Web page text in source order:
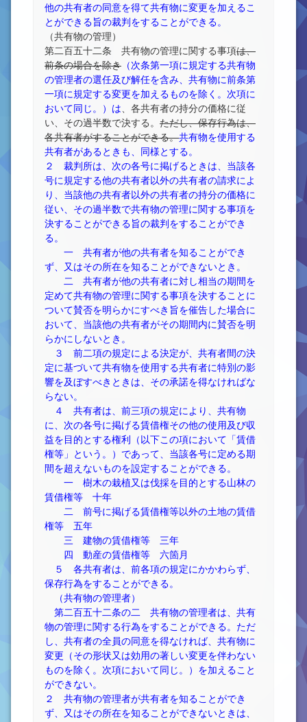
他の共有者の同意を得て共有物に変更を加えるこ
とができる旨の裁判をすることができる。
（共有物の管理）
第二百五十二条 共有物の管理に関する事項は、
前条の場合を除き （次条第一項に規定する共有物
の管理者の選任及び解任を含み、共有物に前条第
一項に規定する変更を加えるものを除く。次項に
おいて同じ。）は、各共有者の持分の価格に従
い、その過半数で決する。 ただし、保存行為は、
各共有者がすることができる。共有物を使用する
共有者があるときも、同様とする。
２ 裁判所は、次の各号に掲げるときは、当該各
号に規定する他の共有者以外の共有者の請求によ
り、当該他の共有者以外の共有者の持分の価格に
従い、その過半数で共有物の管理に関する事項を
決することができる旨の裁判をすることができ
る。
一 共有者が他の共有者を知ることができ
ず、又はその所在を知ることができないとき。
二 共有者が他の共有者に対し相当の期間を
定めて共有物の管理に関する事項を決することに
ついて賛否を明らかにすべき旨を催告した場合に
おいて、当該他の共有者がその期間内に賛否を明
らかにしないとき。
３ 前二項の規定による決定が、共有者間の決
定に基づいて共有物を使用する共有者に特別の影
響を及ぼすべきときは、その承諾を得なければな
らない。
４ 共有者は、前三項の規定により、共有物
に、次の各号に掲げる賃借権その他の使用及び収
益を目的とする権利（以下この項において「賃借
権等」という。）であって、当該各号に定める期
間を超えないものを設定することができる。
一 樹木の栽植又は伐採を目的とする山林の
賃借権等 十年
二 前号に掲げる賃借権等以外の土地の賃借
権等 五年
三 建物の賃借権等 三年
四 動産の賃借権等 六箇月
５ 各共有者は、前各項の規定にかかわらず、
保存行為をすることができる。
（共有物の管理者）
第二百五十二条の二 共有物の管理者は、共有
物の管理に関する行為をすることができる。ただ
し、共有者の全員の同意を得なければ、共有物に
変更（その形状又は効用の著しい変更を伴わない
ものを除く。次項において同じ。）を加えること
ができない。
２ 共有物の管理者が共有者を知ることができ
ず、又はその所在を知ることができないときは、